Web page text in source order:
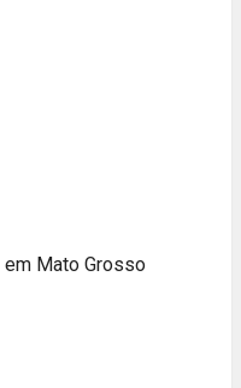
Mato Grosso